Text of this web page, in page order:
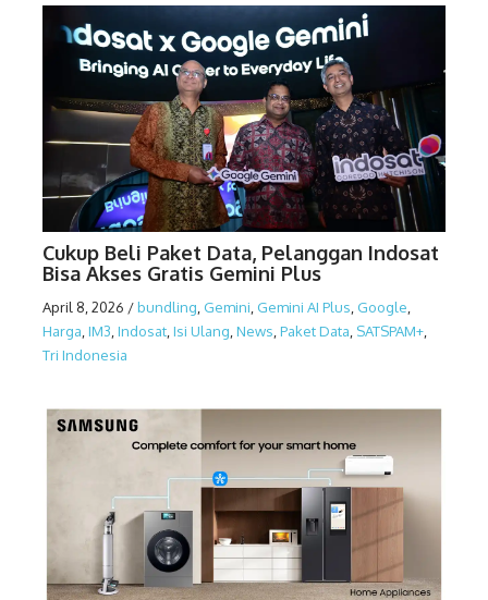
Cukup Beli Paket Data, Pelanggan Indosat
Bisa Akses Gratis Gemini Plus
April 8, 2026 /bundling, Gemini, Gemini AI Plus, Google,
Harga,IM3,Indosat,Isi Ulang,News,Paket Data, SATSPAM+,
Tri Indonesia